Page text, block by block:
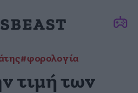
#φορολογία
τιμή των